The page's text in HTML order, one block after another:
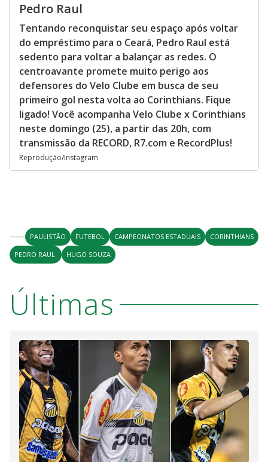
Pedro Raul
Tentando reconquistar seu espaço após voltar
do empréstimo para o Ceará, Pedro Raul está
sedento para voltar a balançar as redes. O
centroavante promete muito perigo aos
defensores do Velo Clube em busca de seu
primeiro gol nesta volta ao Corinthians. Fique
ligado! Você acompanha Velo Clube x Corinthians
neste domingo (25), a partir das 20h, com
transmissão da RECORD, R7.com e RecordPlus!
Reprodução/Instagram
PAULISTÃO FUTEBOL CAMPEONATOS ESTADUAIS
CORINTHIANS
PEDRO RAUL
HUGO SOUZA
Últimas